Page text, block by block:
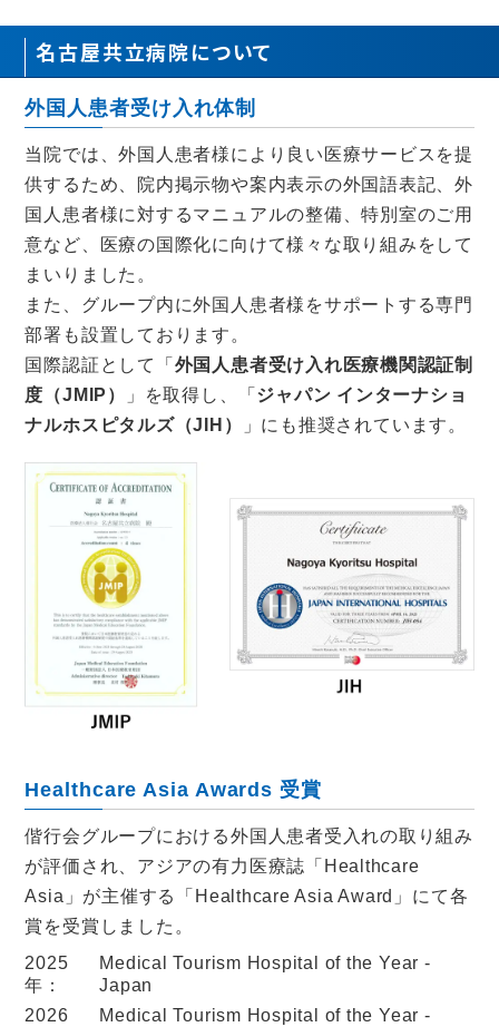
名古屋共立病院について
外国人患者受け入れ体制
当院では、外国人患者様により良い医療サービスを提
供するため、院内掲示物や案内表示の外国語表記、外
国人患者様に対するマニュアルの整備、特別室のご用
意など、医療の国際化に向けて様々な取り組みをして
まいりました。
また、グループ内に外国人患者様をサポートする専門
部署も設置しております。
国際認証として「 外国人患者受け入れ医療機関認証制
度（JMIP）
」を取得し、「 ジャパン インターナショ
ナルホスピタルズ（JIH）
」にも推奨されています。
Healthcare Asia Awards 受賞
偕行会グループにおける外国人患者受入れの取り組み
が評価され、アジアの有力医療誌「Healthcare
Asia」が主催する「Healthcare Asia Award」にて各
賞を受賞しました。
2025
年：
Medical Tourism Hospital of the Year -
Japan
2026
Medical Tourism Hospital of the Year -